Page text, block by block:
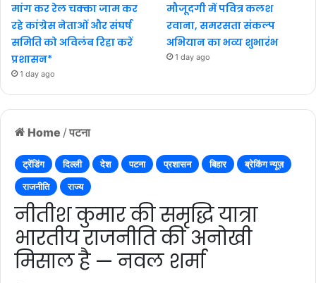
Home / पटना
ट्रेंडिंग दिल्ली देश पटना प्रशासन बिहार
ब्रेकिंग न्यूज़
राजनीति
राज्य
नीतीश कुमार की समृद्धि यात्रा
भारतीय राजनीति की अनोखी
मिसाल है — नवल शर्मा
मांग कर रेल चक्का जाम कर
रहे कांग्रेस नेताओं और संघर्ष
समिति को अविलंब रिहा करें
प्रशासन*
1 day ago
मौजूदगी में पवित्र कलश
रवाना, समरसता संकल्प
अभियान का भव्य शुभारंभ
1 day ago